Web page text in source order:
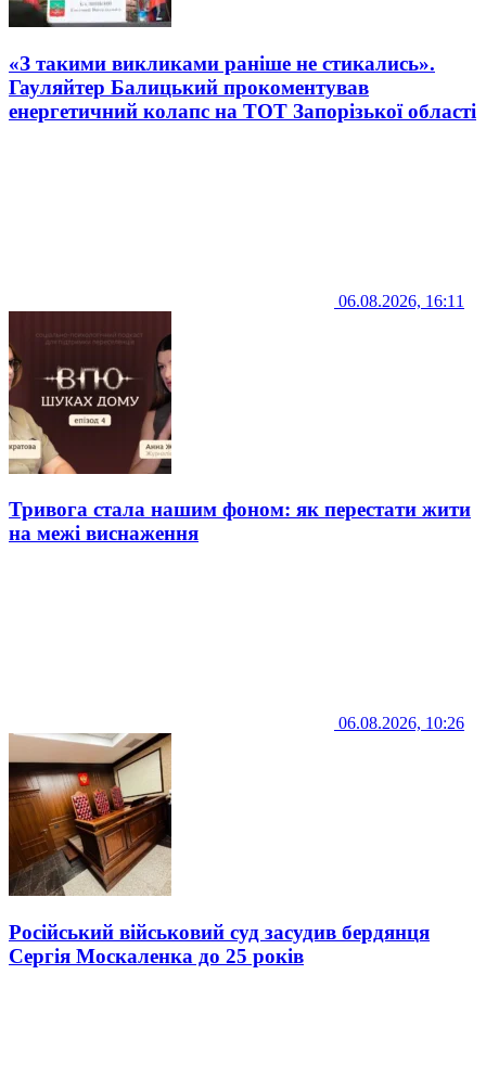
«З такими викликами раніше не стикались».
Гауляйтер Балицький прокоментував
енергетичний колапс на ТОТ Запорізької області
06.08.2026, 16:11
Тривога стала нашим фоном: як перестати жити
на межі виснаження
06.08.2026, 10:26
Російський військовий суд засудив бердянця
Сергія Москаленка до 25 років